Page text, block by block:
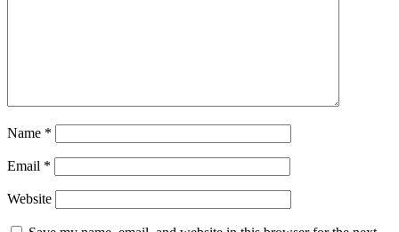
Name *
Email *
Website